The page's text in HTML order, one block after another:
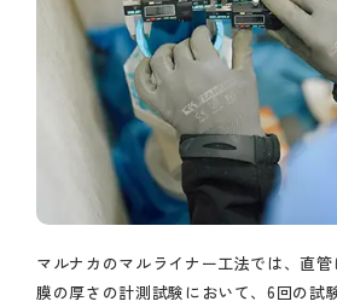
マルナカのマルライナー工法では、直
膜の厚さの計測試験において、6回の試